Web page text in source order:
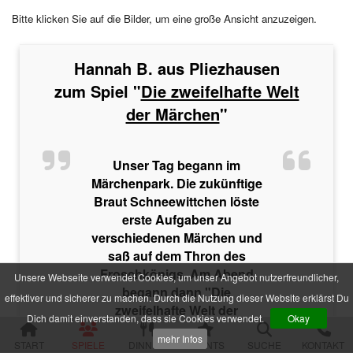
Unsere Webseite verwendet Cookies, um unser Angebot nutzerfreundlicher,
effektiver und sicherer zu machen. Durch die Nutzung dieser Website erklärst Du
Dich damit einverstanden, dass sie Cookies verwendet.
Okay
mehr Infos
START SPIELE DINNER EVENTS SUCHE KONTAKT
Die zweifelhafte Welt der Märchen
Der verfluchte Schatz der Piraten
Die Party der Intrigen
Die Legende der Sturmklinge
Der Hanf des Verderbens
Zum Geier mit dem Mord
Nachts im Salon Rouge
Des Alters fette Beute
Hau den Michl
Die Rückkehr des Dr. Danger
Das letzte Festmahl des Pharaos
Krimispiele für Jugendliche
Das Gift der Rivalen
Bitte klicken Sie auf die Bilder, um eine große Ansicht anzuzeigen.
Hannah B. aus Pliezhausen
zum Spiel "Die zweifelhafte Welt
der Märchen"
Unser Tag begann im
Märchenpark. Die zukünftige
Braut Schneewittchen löste
erste Aufgaben zu
verschiedenen Märchen und
saß auf dem Thron des
Froschkönigs. Am Abend
begann dann "Die
zweifelhafte Welt der
Märchen". Auf dem Friedhof
wurden die Ermittlungen